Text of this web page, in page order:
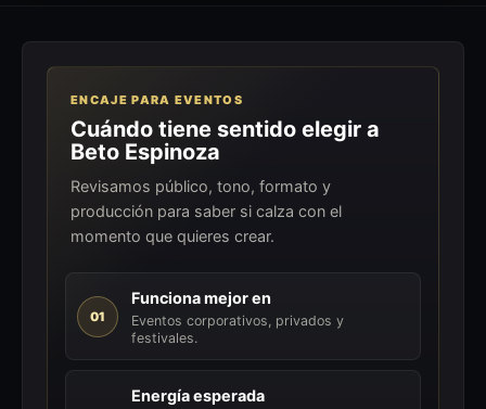
ENCAJE PARA EVENTOS
Cuándo tiene sentido elegir a
Beto Espinoza
Revisamos público, tono, formato y
producción para saber si calza con el
momento que quieres crear.
01
Funciona mejor en
Eventos corporativos, privados y
festivales.
Energía esperada